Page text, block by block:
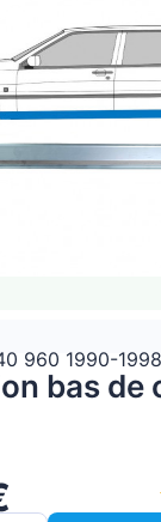
960 1990-1998
bas de